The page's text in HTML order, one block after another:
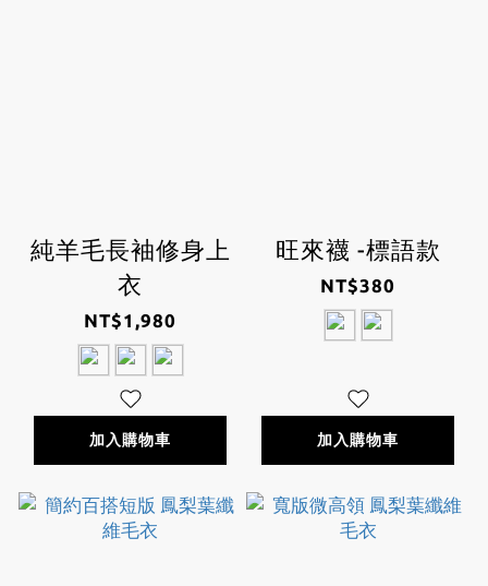
純羊毛長袖修身上
衣
NT$1,980
加入購物車
旺來襪 -標語款
NT$380
加入購物車